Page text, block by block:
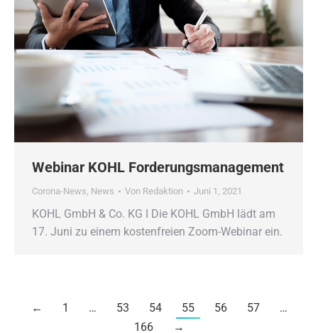
Webinar KOHL Forderungsmanagement
Corona-News, News Von Redaktion Juni 1, 2021
KOHL GmbH & Co. KG ǀ Die KOHL GmbH lädt am
17. Juni zu einem kostenfreien Zoom-Webinar ein.
← 1 … 53 54 55 56 57
…
166
→